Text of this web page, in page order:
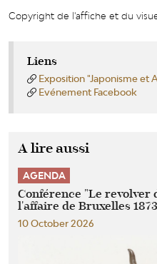
Copyright de l'affiche et du
Liens
Exposition "Japonisme et
Evénement Facebook
A lire aussi
AGENDA
Conférence "Le revolver
l'affaire de Bruxelles
10 October 2026